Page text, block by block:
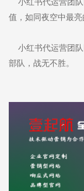
小红书代运营团队
值，如同夜空中最亮
小红书代运营团队
部队，战无不胜。